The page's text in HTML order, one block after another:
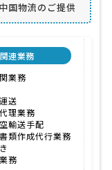
国物流のご提供
関連業務
業務
送
理業務
輸送手配
類作成代行業務
務